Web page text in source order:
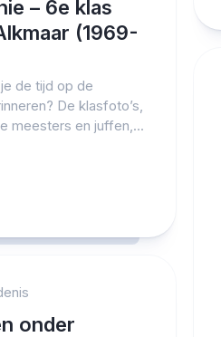
– 6e klas
(1969-
de tijd op de
De klasfoto’s,
meesters en juffen,...
onder